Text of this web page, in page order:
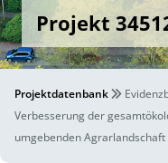
Projekt
Projektdatenbank
Verbesserung der
umgebenden Agrarlandschaft